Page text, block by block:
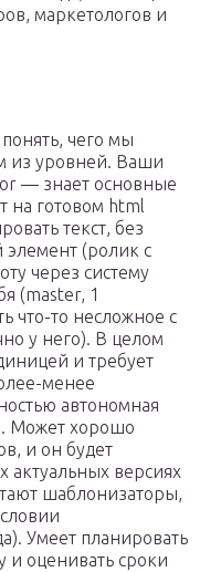
маркетологов и
чего мы
из уровней. Ваши
— знает основные
на готовом html
текст, без
элемент (ролик с
через систему
(master, 1
что-то несложное с
у него). В целом
и требует
менее
автономная
Может хорошо
и он будет
актуальных версиях
шаблонизаторы,
Умеет планировать
и оценивать сроки